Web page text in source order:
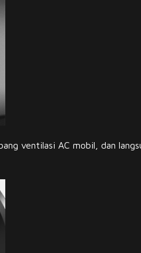
ventilasi AC mobil, dan